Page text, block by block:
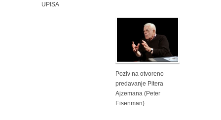
UPISA
Poziv na otvoreno
predavanje Pitera
Ajzemana (Peter
Eisenman)